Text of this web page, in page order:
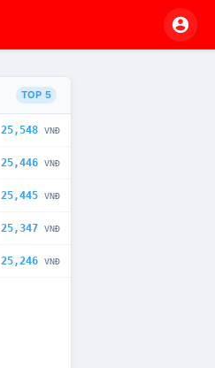
TOP 5
25,548 VNĐ
25,446 VNĐ
25,445 VNĐ
25,347 VNĐ
25,246 VNĐ